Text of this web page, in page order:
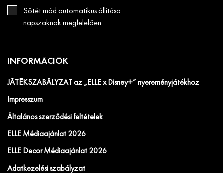
Sötét mód automatikus állítása
napszaknak megfelelően
INFORMÁCIÓK
JÁTÉKSZABÁLYZAT az „ELLE x Disney+” nyereményjátékhoz
Impresszum
Általános szerződési feltételek
ELLE Médiaajánlat 2026
ELLE Decor Médiaajánlat 2026
Adatkezelési szabályzat